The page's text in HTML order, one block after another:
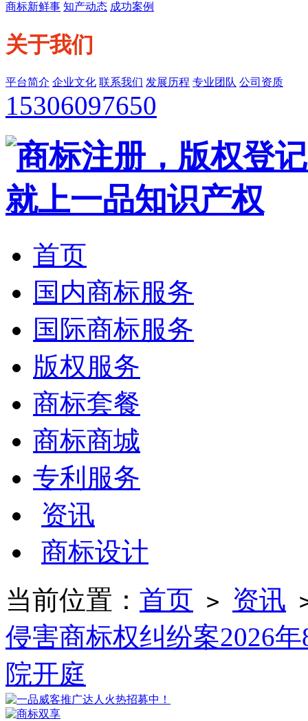
商标新鲜事 知产动态 成功案例
关于我们
平台简介 企业文化 联系我们 发展历程 专业团队 公司资质
15306097650
首页
国内商标服务
国际商标服务
版权服务
商标套餐
商标商城
专利服务
资讯
商标设计
当前位置： 首页 > 资讯
侵害商标权纠纷案2026
院开庭